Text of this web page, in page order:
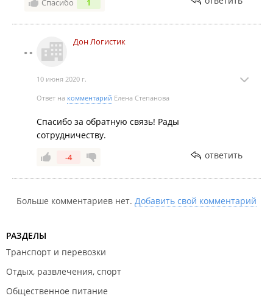
Спасибо 1
Дон Логистик
10 июня 2020 г.
Ответ на комментарий Елена Степанова
Спасибо за обратную связь! Рады
сотрудничеству.
-4 ответить
Больше комментариев нет. Добавить свой комментарий
РАЗДЕЛЫ
Транспорт и перевозки
Отдых, развлечения, спорт
Общественное питание